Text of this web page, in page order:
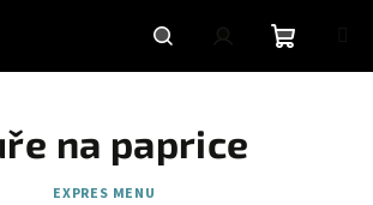
HledatPřihlášeníNákupní
na paprice
EXPRES MENU